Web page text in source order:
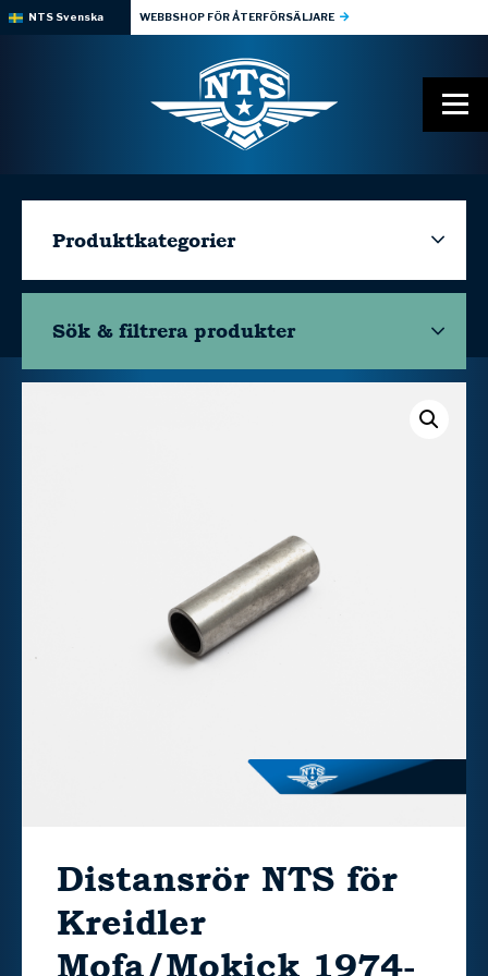
NTS Svenska WEBBSHOP FÖR ÅTERFÖRSÄLJARE
Produktkategorier
Sök & filtrera produkter
Distansrör NTS för
Kreidler
Mofa/Mokick 1974-